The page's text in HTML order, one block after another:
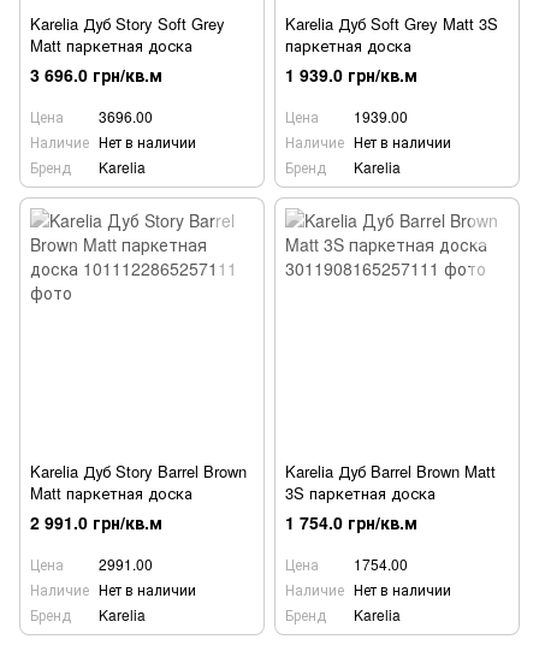
Karelia Дуб Story Soft Grey
Matt паркетная доска
3 696.0 грн/кв.м
Цена
3696.00
Наличие Нет в наличии
Бренд
Karelia
Karelia Дуб Soft Grey Matt 3S
паркетная доска
1 939.0 грн/кв.м
Цена
1939.00
Наличие Нет в наличии
Бренд
Karelia
Karelia Дуб Story Barrel Brown
Matt паркетная доска
2 991.0 грн/кв.м
Цена
2991.00
Наличие Нет в наличии
Бренд
Karelia
Karelia Дуб Barrel Brown Matt
3S паркетная доска
1 754.0 грн/кв.м
Цена
1754.00
Наличие Нет в наличии
Бренд
Karelia